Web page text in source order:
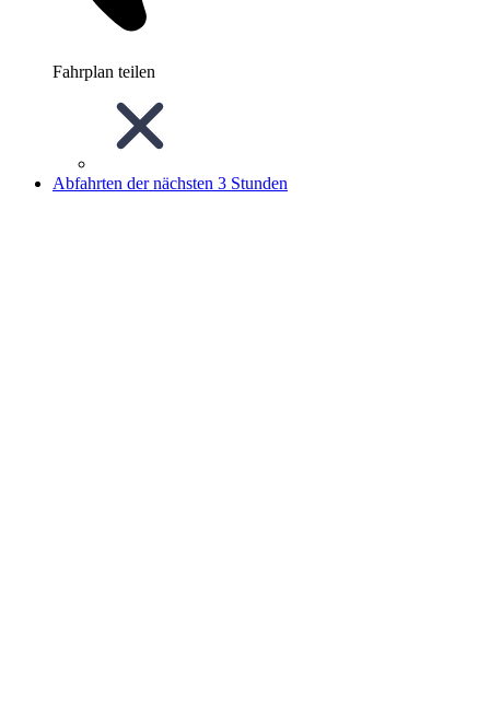
Fahrplan teilen
Abfahrten der nächsten 3 Stunden